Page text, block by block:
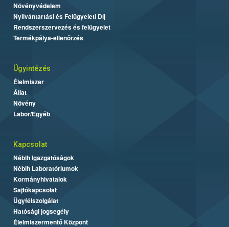
Növényvédelem
Nyilvántartási és Felügyeleti Díj
Rendszerszervezés és felügyelet
Termékpálya-ellenőrzés
Ügyintézés
Élelmiszer
Állat
Növény
Labor/Egyéb
Kapcsolat
Nébih Igazgatóságok
Nébih Laboratóriumok
Kormányhivatalok
Sajtókapcsolat
Ügyfélszolgálat
Hatósági jogsegély
Élelmiszermentő Központ